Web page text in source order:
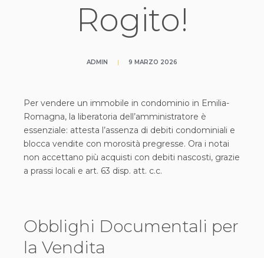
Rogito!
ADMIN | 9 MARZO 2026
Per vendere un immobile in condominio in Emilia-
Romagna, la liberatoria dell’amministratore è
essenziale: attesta l’assenza di debiti condominiali e
blocca vendite con morosità pregresse. Ora i notai
non accettano più acquisti con debiti nascosti, grazie
a prassi locali e art. 63 disp. att. c.c.
Obblighi Documentali per
la Vendita